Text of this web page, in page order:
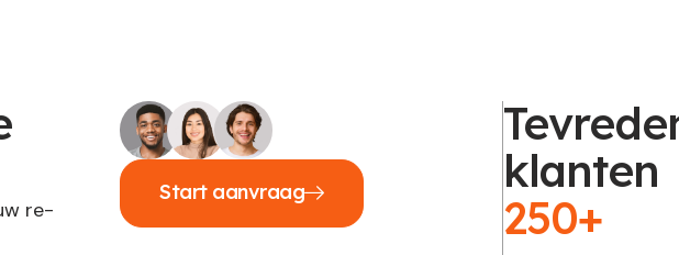
re-
Start aanvraag
klanten
250+